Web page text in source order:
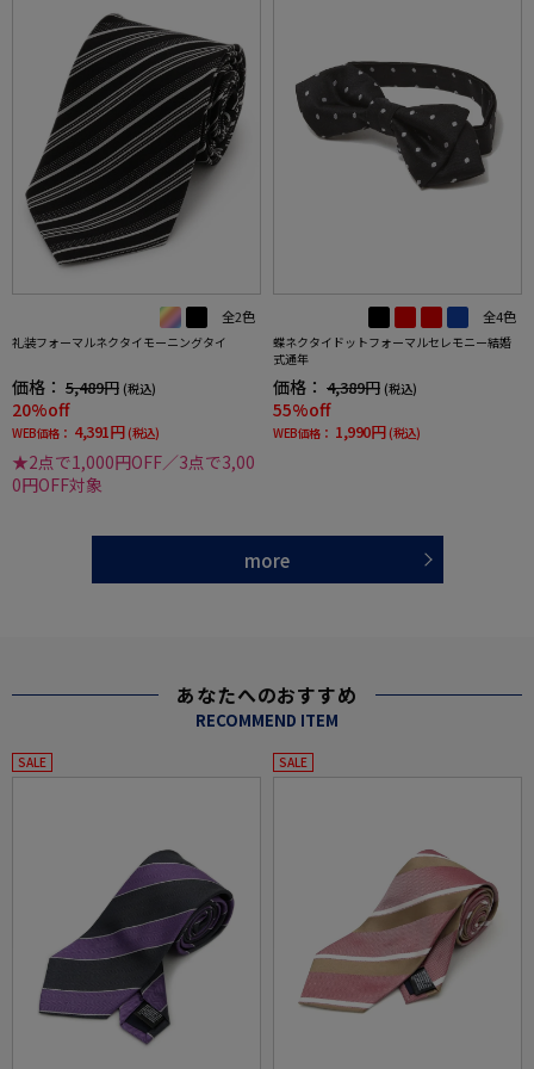
全2色
礼装フォーマルネクタイモーニングタイ
価格： 5,489円 (税込)
20%off
WEB価格： 4,391円 (税込)
★2点で1,000円OFF／3点で3,00
0円OFF対象
全4色
蝶ネクタイドットフォーマルセレモニー結婚
式通年
価格： 4,389円 (税込)
55%off
WEB価格： 1,990円 (税込)
more
あなたへのおすすめ
RECOMMEND ITEM
SALE SALE